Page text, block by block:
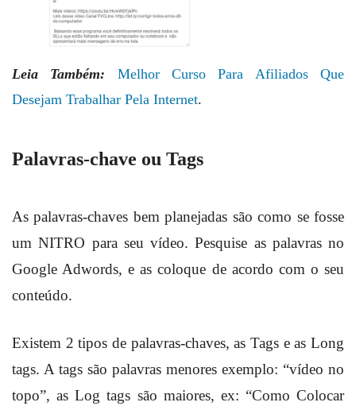
Leia Também: Melhor Curso Para Afiliados Que
Desejam Trabalhar Pela Internet.
Palavras-chave ou Tags
As palavras-chaves bem planejadas são como se fosse
um NITRO para seu vídeo. Pesquise as palavras no
Google Adwords, e as coloque de acordo com o seu
conteúdo.
Existem 2 tipos de palavras-chaves, as Tags e as Long
tags. A tags são palavras menores exemplo: “vídeo no
topo”, as Log tags são maiores, ex: “Como Colocar